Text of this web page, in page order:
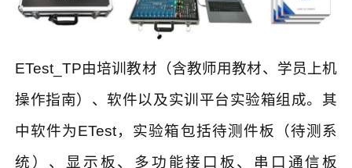
ETest_TP由培训教材（含教师用教材、学员上机
操作指南）、软件以及实训平台实验箱组成。其
中软件为ETest，实验箱包括待测件板（待测系
统）、显示板、多功能接口板、串口通信板